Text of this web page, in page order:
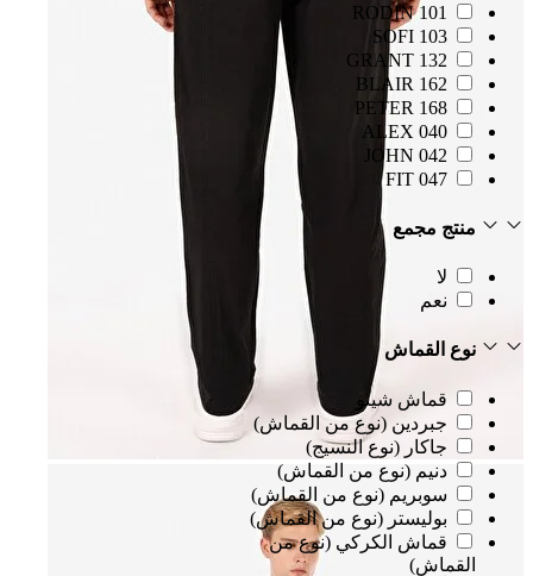
101 RODIN
103 SOFI
132 GRANT
162 BLAIR
168 PETER
040 ALEX
042 JOHN
047 FIT
منتج مجمع
لا
نعم
نوع القماش
قماش شينو
جبردين (نوع من القماش)
جاكار (نوع النسيج)
دنيم (نوع من القماش)
سوبريم (نوع من القماش)
بوليستر (نوع من القماش)
قماش الكركي (نوع من
القماش)